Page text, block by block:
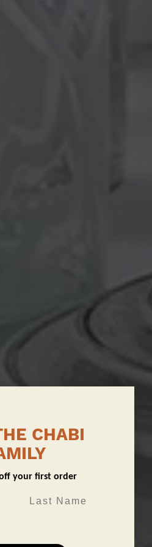
SELECTION
favorites, Buy
GOLD
NOOR
CHABI
off your first order
Last Name